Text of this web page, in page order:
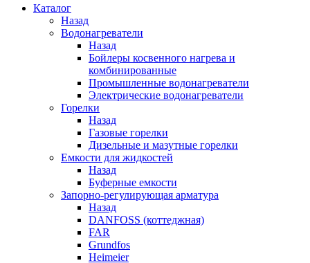
Каталог
Назад
Водонагреватели
Назад
Бойлеры косвенного нагрева и
комбинированные
Промышленные водонагреватели
Электрические водонагреватели
Горелки
Назад
Газовые горелки
Дизельные и мазутные горелки
Емкости для жидкостей
Назад
Буферные емкости
Запорно-регулирующая арматура
Назад
DANFOSS (коттеджная)
FAR
Grundfos
Heimeier